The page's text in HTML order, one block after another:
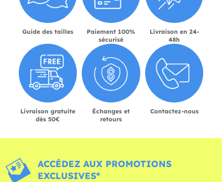
Guide des tailles
Paiement 100%
sécurisé
Livraison en 24-
48h
Livraison gratuite
dès 50€
Échanges et
retours
Contactez-nous
ACCÉDEZ AUX PROMOTIONS
EXCLUSIVES*